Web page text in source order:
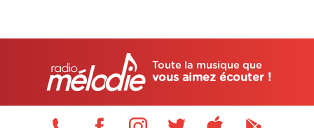
Toute la musique que
vous aimez écouter !